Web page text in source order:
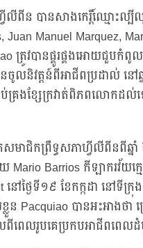
លីពីន បានសាងកេរ្តិ៍ឈ្មោះល្
Juan Manuel Marquez,
ត្រូវបានផ្គូរផ្គងអោយជួបកំ
និវត្តន៍ពីអាជីពប្រដាល់ នៅ
ាប់គ្រងខ្សែក្រវាត់ពិភពលោក
មាជិកព្រឹទ្ធសភាហ្វីលីពីនពីឆ្
Mario Barrios កីឡាករវ័យក្ម
នៅថ្ងៃទី១៩ ខែកក្កដា នៅទី
លួន Pacquiao បានអះអាងថា
លពីពេលរូបគេប្រកបអាជីពពេល